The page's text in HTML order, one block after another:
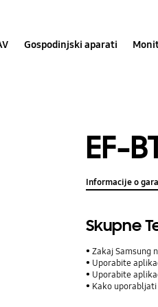
Gospodinjski aparati
EF-
Informacije o
Skupne
Zakaj Samsung
Uporabite
Uporabite
Kako